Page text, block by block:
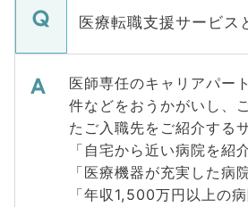
医療転職支援サービス
医師専任のキャリアパー
件などをおうかがいし、
たご入職先をご紹介する
「自宅から近い病院を紹
「医療機器が充実した病
「年収1,500万円以上の